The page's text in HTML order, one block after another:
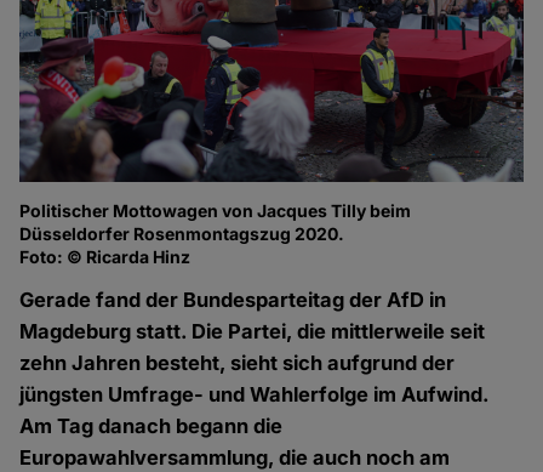
Politischer Mottowagen von Jacques Tilly beim
Düsseldorfer Rosenmontagszug 2020.
Foto: © Ricarda Hinz
Gerade fand der Bundesparteitag der AfD in
Magdeburg statt. Die Partei, die mittlerweile seit
zehn Jahren besteht, sieht sich aufgrund der
jüngsten Umfrage- und Wahlerfolge im Aufwind.
Am Tag danach begann die
Europawahlversammlung, die auch noch am